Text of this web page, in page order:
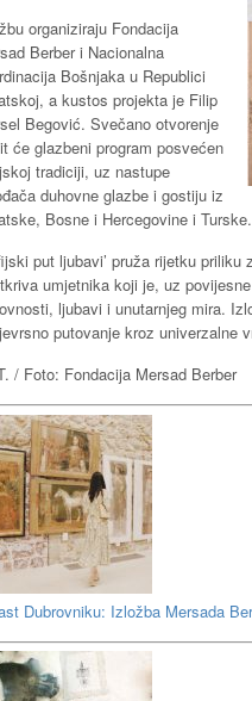
organiziraju Fondacija
Berber i Nacionalna
Bošnjaka u Republici
a kustos projekta je Filip
Begović. Svečano otvorenje
će glazbeni program posvećen
tradiciji, uz nastupe
duhovne glazbe i gostiju iz
Bosne i Hercegovine i Turske.
put ljubavi’ pruža rijetku
umjetnika koji je, uz
ljubavi i unutarnjeg mira.
putovanje kroz univerzalne
/ Foto: Fondacija Mersad Berber
Dubrovniku: Izložba Mersada